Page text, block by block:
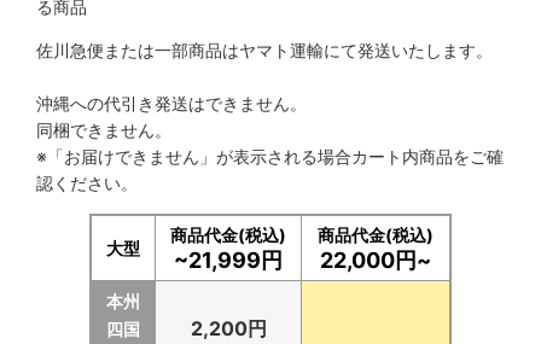
る商品
佐川急便または一部商品はヤマト運輸にて発送いたします。
沖縄への代引き発送はできません。
同梱できません。
※「お届けできません」が表示される場合カート内商品をご確
認ください。
大型
商品代金(税込)
~21,999円
商品代金(税込)
22,000円~
本州
四国
2,200円